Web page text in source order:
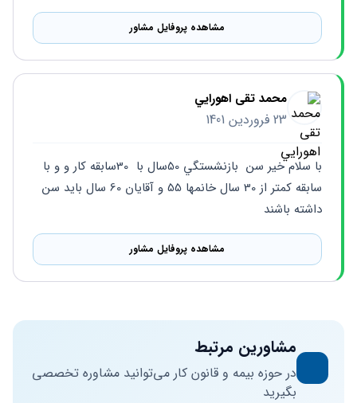
مشاهده پروفایل مشاور
محمد تقی اهورايي
23 فروردین 1401
داشته باشند
مشاهده پروفایل مشاور
مشاورین مرتبط
در حوزه بیمه و قانون کار می‌توانید مشاوره تخصصی
بگیرید